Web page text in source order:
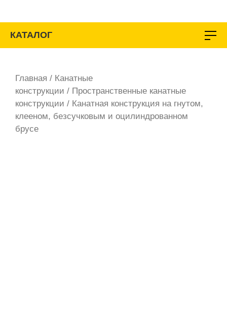
содержимому
КАТАЛОГ
Главная / Канатные
конструкции / Пространственные канатные
конструкции / Канатная конструкция на гнутом,
клееном, безсучковым и оцилиндрованном
брусе